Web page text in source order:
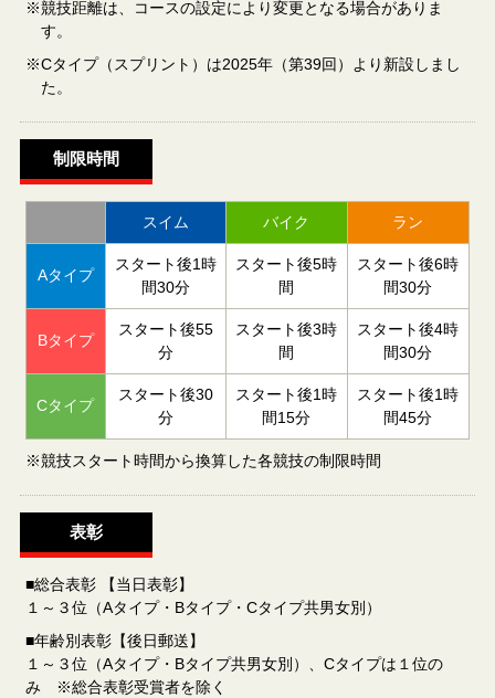
※競技距離は、コースの設定により変更となる場合がありま
す。
※Cタイプ（スプリント）は2025年（第39回）より新設しまし
た。
制限時間
スイム バイク ラン
Aタイプ
スタート後1時
間30分
スタート後5時
間
スタート後6時
間30分
Bタイプ
スタート後55
分
スタート後3時
間
スタート後4時
間30分
Cタイプ
スタート後30
分
スタート後1時
間15分
スタート後1時
間45分
※競技スタート時間から換算した各競技の制限時間
表彰
■総合表彰 【当日表彰】
１～３位（Aタイプ・Bタイプ・Cタイプ共男女別）
■年齢別表彰【後日郵送】
１～３位（Aタイプ・Bタイプ共男女別）、Cタイプは１位の
み ※総合表彰受賞者を除く